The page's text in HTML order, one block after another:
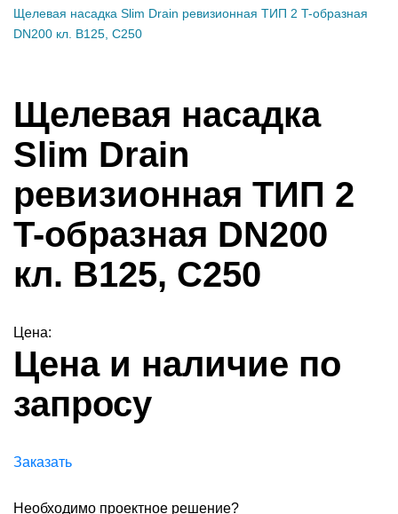
Щелевая насадка Slim Drain ревизионная ТИП 2 T-образная
DN200 кл. В125, С250
Щелевая насадка
Slim Drain
ревизионная ТИП 2
T-образная DN200
кл. В125, С250
Цена:
Цена и наличие по
запросу
Заказать
Необходимо проектное решение?